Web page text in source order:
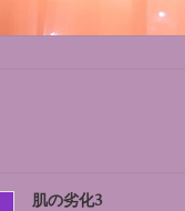
肌の劣化3